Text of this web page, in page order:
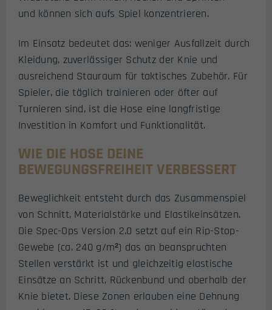
und können sich aufs Spiel konzentrieren.
Im Einsatz bedeutet das: weniger Ausfallzeit durch
Kleidung, zuverlässiger Schutz der Knie und
ausreichend Stauraum für taktisches Zubehör. Für
Spieler, die täglich trainieren oder öfter auf
Turnieren sind, ist die Hose eine langfristige
Investition in Komfort und Funktionalität.
WIE DIE HOSE DEINE
BEWEGUNGSFREIHEIT VERBESSERT
Beweglichkeit entsteht durch das Zusammenspiel
von Schnitt, Materialstärke und Elastikeinsätzen.
Die Spec-Ops Version 2.0 setzt auf ein Rip-Stop-
Gewebe (ca. 240 g/m²) das an beanspruchten
Stellen verstärkt ist und gleichzeitig elastische
Einsätze an Schritt, Rückenbund und oberhalb der
Knie bietet. Diese Zonen erlauben eine Dehnung